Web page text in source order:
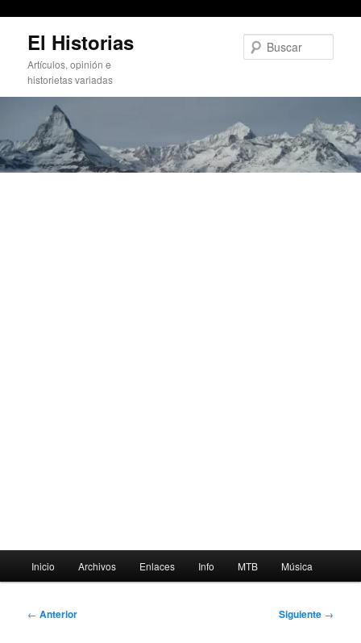
contenido
principal
El Historias
Artículos, opinión e
historietas variadas
principal
Inicio Archivos Enlaces Info MTB Música
Navegación
← Anterior Siguiente →